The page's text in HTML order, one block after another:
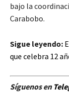
bajo la
Carabobo.
Sigue leyendo:
que celebra 12
Síguenos en